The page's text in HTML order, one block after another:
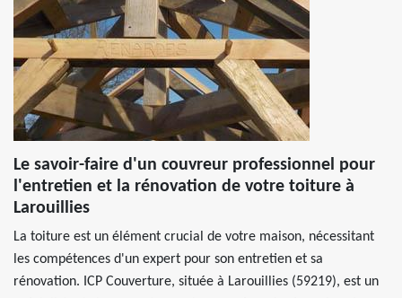
Le savoir-faire d'un couvreur professionnel pour
l'entretien et la rénovation de votre toiture à
Larouillies
La toiture est un élément crucial de votre maison, nécessitant
les compétences d'un expert pour son entretien et sa
rénovation. ICP Couverture, située à Larouillies (59219), est un